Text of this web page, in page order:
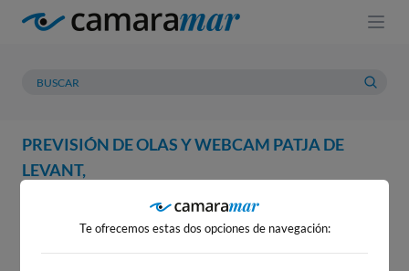
PREVISIÓN DE OLAS Y WEBCAM PATJA DE
LEVANT,
PREVISIÓN METEOROLOGÍA
WEBCAM PATJA DE LEVANT,
Te ofrecemos estas dos opciones de navegación: